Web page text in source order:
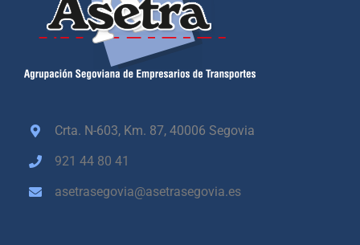
Crta. N-603, Km. 87,40006 Segovia
921 44 80 41
asetrasegovia@asetrasegovia.es